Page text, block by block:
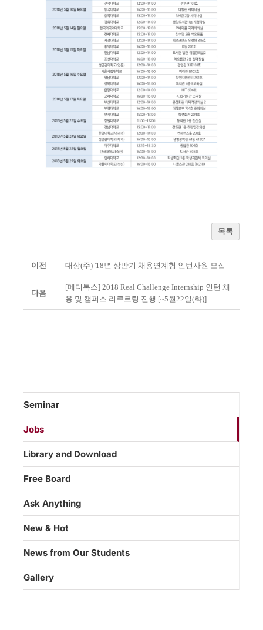
목록
이전 대상(주) '18년 상반기 채용연계형 인턴사원 모집
다음
[메디톡스] 2018 Real Challenge Internship 인턴 채
용 및 캠퍼스 리쿠르팅 진행 [~5월22일(화)]
Seminar
Jobs
Library and Download
Free Board
Ask Anything
New & Hot
News from Our Students
Gallery